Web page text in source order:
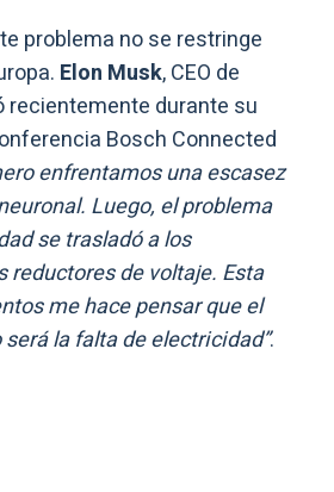
problema no se restringe
Elon Musk, CEO de
recientemente durante su
Bosch Connected
enfrentamos una escasez
Luego, el problema
se trasladó a los
reductores de voltaje. Esta
me hace pensar que el
la falta de electricidad”.